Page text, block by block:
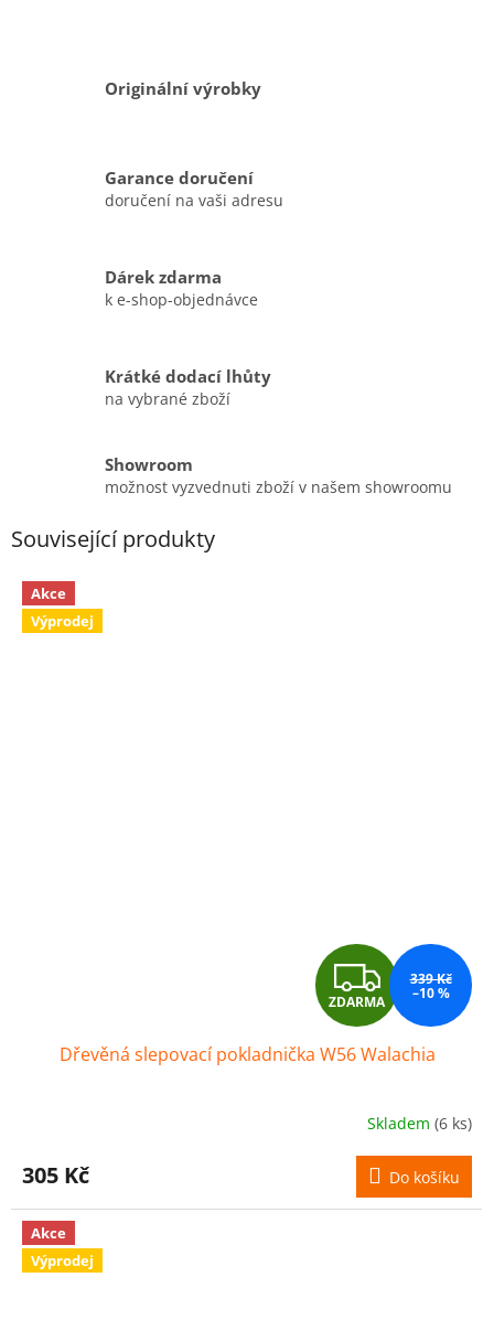
Originální výrobky
Garance doručení
doručení na vaši adresu
Dárek zdarma
k e-shop-objednávce
Krátké dodací lhůty
na vybrané zboží
Showroom
možnost vyzvednuti zboží v našem showroomu
Související produkty
Akce
Výprodej
Z
D
A
R
M
A
ZDARMA
339 Kč
–10 %
Dřevěná slepovací pokladnička W56 Walachia
Skladem (6 ks)
305 Kč Do košíku
Akce
Výprodej